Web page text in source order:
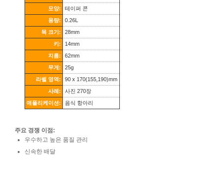
모양:
테이퍼 콘
용량:
0.26L
목 크기:
28mm
키:
14mm
지름:
62mm
무게:
25g
라벨 영역:
90 x 170(155,190)mm
사례:
사진 270장
애플리케이션:
음식 항아리
주요 경쟁 이점:
우수하고 높은 품질 관리
신속한 배달